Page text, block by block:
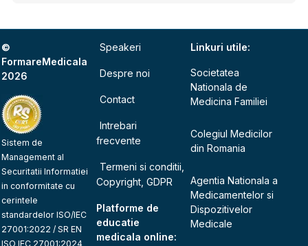
©
FormareMedicala
2026
Sistem de
Management al
Securitatii Informatiei
in conformitate cu
cerintele
standardelor ISO/IEC
27001:2022 / SR EN
ISO IEC 27001:2024
Speakeri
Despre noi
Contact
Intrebari
frecvente
Termeni si conditii,
Copyright, GDPR
Platforme de
educatie
medicala online:
Linkuri utile:
Societatea
Nationala de
Medicina Familiei
Colegiul Medicilor
din Romania
Agentia Nationala a
Medicamentelor si
Dispozitivelor
Medicale